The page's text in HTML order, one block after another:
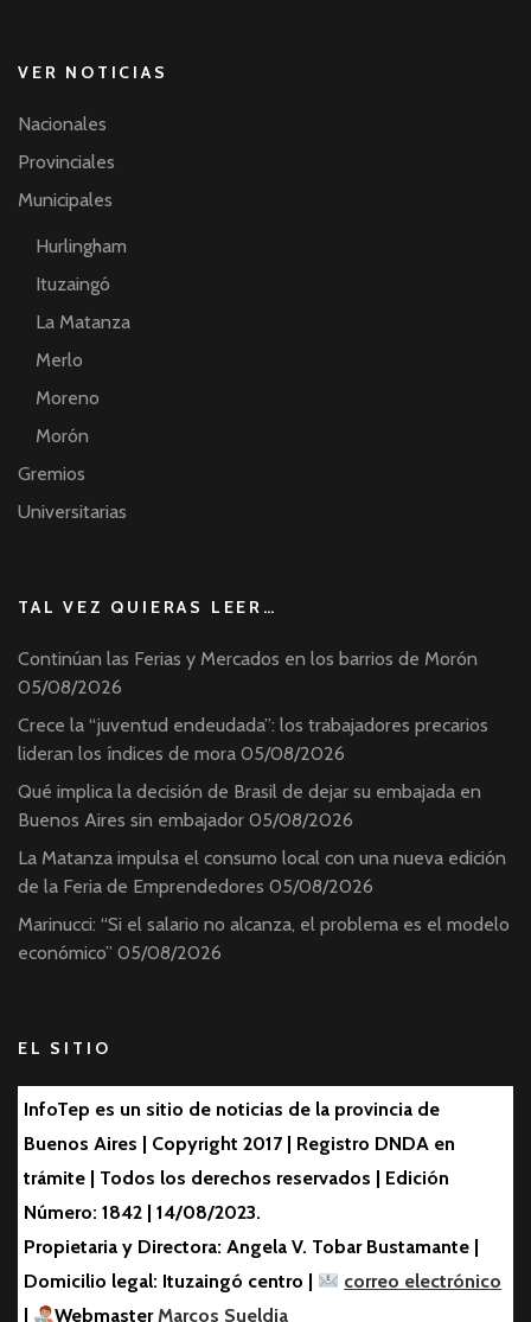
VER NOTICIAS
Nacionales
Provinciales
Municipales
Hurlingham
Ituzaingó
La Matanza
Merlo
Moreno
Morón
Gremios
Universitarias
TAL VEZ QUIERAS LEER…
Continúan las Ferias y Mercados en los barrios de Morón
05/08/2026
Crece la “juventud endeudada”: los trabajadores precarios
lideran los índices de mora 05/08/2026
Qué implica la decisión de Brasil de dejar su embajada en
Buenos Aires sin embajador 05/08/2026
La Matanza impulsa el consumo local con una nueva edición
de la Feria de Emprendedores 05/08/2026
Marinucci: “Si el salario no alcanza, el problema es el modelo
económico” 05/08/2026
EL SITIO
InfoTep es un sitio de noticias de la provincia de
Buenos Aires | Copyright 2017 | Registro DNDA en
trámite | Todos los derechos reservados | Edición
Número: 1842 | 14/08/2023.
Propietaria y Directora: Angela V. Tobar Bustamante |
Domicilio legal: Ituzaingó centro |
correo electrónico
WebmasterMarcos Sueldia